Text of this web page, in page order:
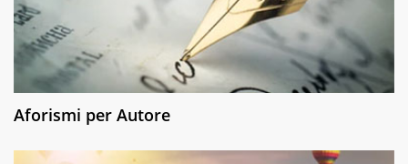
Aforismi per Autore